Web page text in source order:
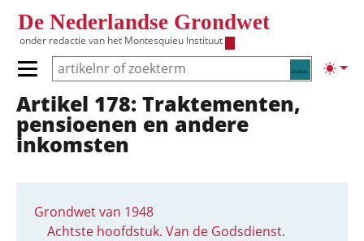
De Nederlandse Grondwet
onder redactie van het Montesquieu Instituut
Zoeken
Primair menu tonen/verbergen
Hoofdnavigatie
Artikel 178: Traktementen,
pensioenen en andere
inkomsten
Grondwet van 1948
Achtste hoofdstuk. Van de Godsdienst.